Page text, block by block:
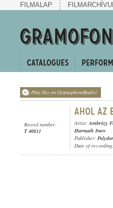
FILMALAP
Play this on GramophoneRadio!
Record number:
T 40811
Artist:Ambrózy
Harmath Imre
Publisher: Polydor
Date of recording: